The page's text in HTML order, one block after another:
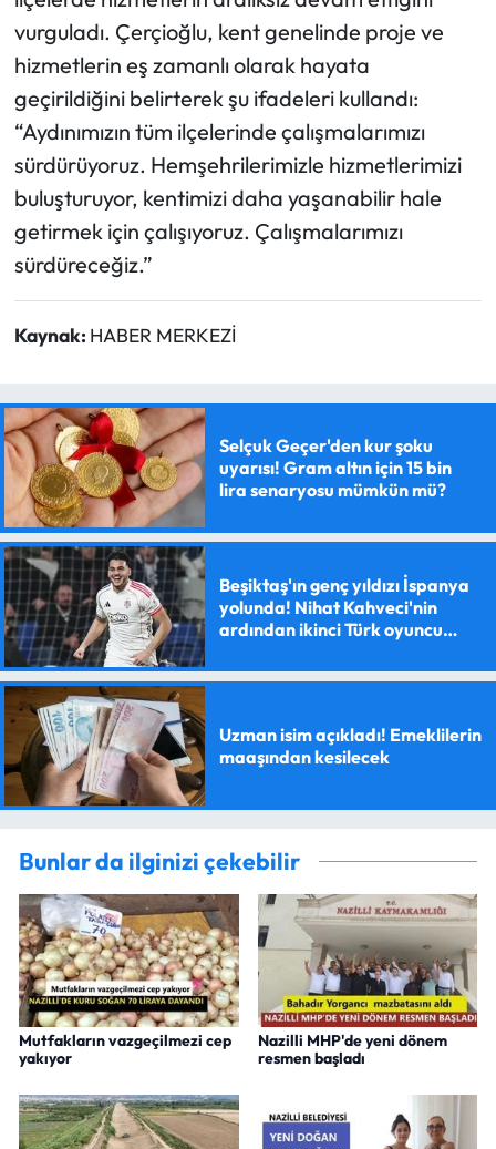
vurguladı. Çerçioğlu, kent genelinde proje ve
hizmetlerin eş zamanlı olarak hayata
geçirildiğini belirterek şu ifadeleri kullandı:
“Aydınımızın tüm ilçelerinde çalışmalarımızı
sürdürüyoruz. Hemşehrilerimizle hizmetlerimizi
buluşturuyor, kentimizi daha yaşanabilir hale
getirmek için çalışıyoruz. Çalışmalarımızı
sürdüreceğiz.”
Kaynak: HABER MERKEZİ
Selçuk Geçer'den kur şoku
uyarısı! Gram altın için 15 bin
lira senaryosu mümkün mü?
Beşiktaş'ın genç yıldızı İspanya
yolunda! Nihat Kahveci'nin
ardından ikinci Türk oyuncu
Uzman isim açıkladı! Emeklilerin
maaşından kesilecek
Bunlar da ilginizi çekebilir
Mutfakların vazgeçilmezi cep
yakıyor
Nazilli MHP'de yeni dönem
resmen başladı